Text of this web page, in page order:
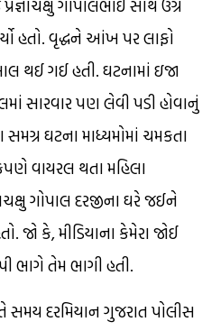
ગોપાલભાઈ સાથે ઉગ્ર
હતો. વૃદ્ધને આંખ પર લાફો
થઈ ગઈ હતી. ઘટનામાં ઇજા
સારવાર પણ લેવી પડી હોવાનું
ઘટના માધ્યમોમાં ચમકતા
વાયરલ થતા મહિલા
ગોપાલ દરજીના ઘરે જઈને
જો કે, મીડિયાના કેમેરા જોઈ
ભાગે તેમ ભાગી હતી.
તે સમય દરમિયાન ગુજરાત પોલીસ